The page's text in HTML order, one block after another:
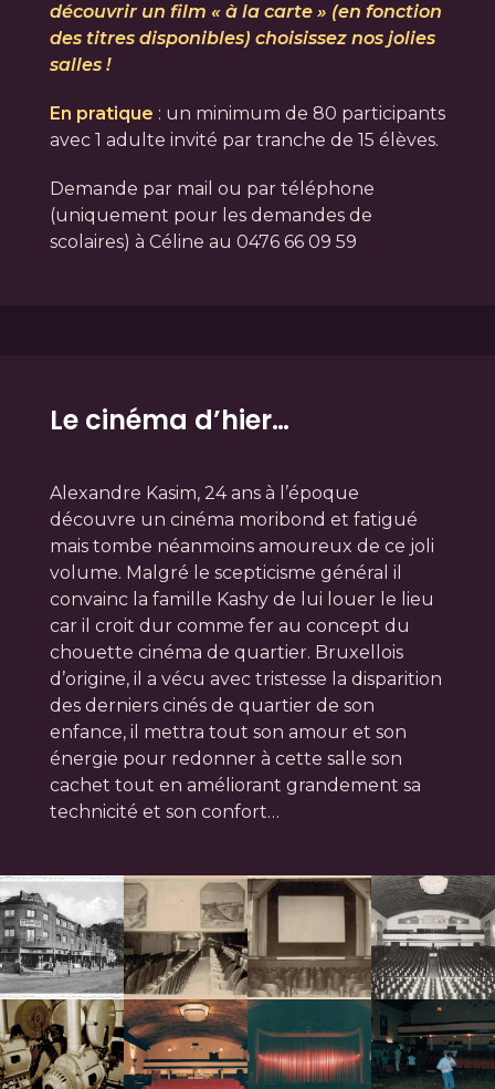
découvrir un film « à la carte » (en fonction
des titres disponibles) choisissez nos jolies
salles !
En pratique : un minimum de 80 participants
avec 1 adulte invité par tranche de 15 élèves.
Demande par mail ou par téléphone
(uniquement pour les demandes de
scolaires) à Céline au 0476 66 09 59
Le cinéma d’hier…
Alexandre Kasim, 24 ans à l’époque
découvre un cinéma moribond et fatigué
mais tombe néanmoins amoureux de ce joli
volume. Malgré le scepticisme général il
convainc la famille Kashy de lui louer le lieu
car il croit dur comme fer au concept du
chouette cinéma de quartier. Bruxellois
d’origine, il a vécu avec tristesse la disparition
des derniers cinés de quartier de son
enfance, il mettra tout son amour et son
énergie pour redonner à cette salle son
cachet tout en améliorant grandement sa
technicité et son confort…